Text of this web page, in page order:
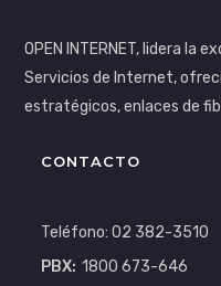
OPEN INTERNET, lidera la
Servicios de Internet,
estratégicos, enlaces de
CONTACTO
Teléfono: 02 382-3510
PBX: 1800 673-646